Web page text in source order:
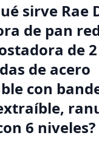
sirve Rae
de pan
de 2
de acero
con
6 niveles?